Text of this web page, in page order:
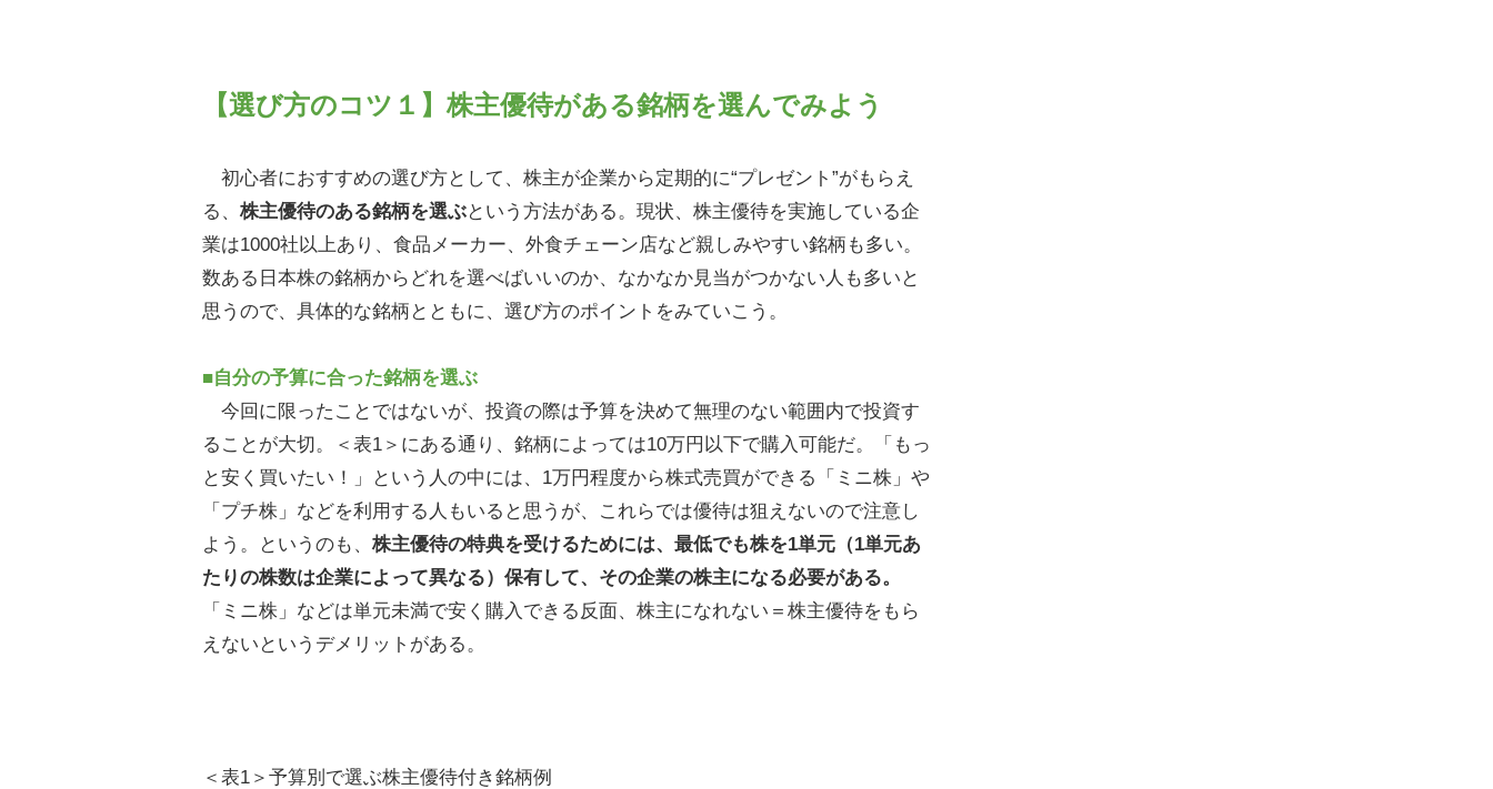
【選び方のコツ１】株主優待がある銘柄を選んでみよう
初心者におすすめの選び方として、株主が企業から定期的に“プレゼント”がもらえ
る、 株主優待のある銘柄を選ぶという方法がある。現状、株主優待を実施している企
業は1000社以上あり、食品メーカー、外食チェーン店など親しみやすい銘柄も多い。
数ある日本株の銘柄からどれを選べばいいのか、なかなか見当がつかない人も多いと
思うので、具体的な銘柄とともに、選び方のポイントをみていこう。
■自分の予算に合った銘柄を選ぶ
今回に限ったことではないが、投資の際は予算を決めて無理のない範囲内で投資す
ることが大切。＜表1＞にある通り、銘柄によっては10万円以下で購入可能だ。「もっ
と安く買いたい！」という人の中には、1万円程度から株式売買ができる「ミニ株」や
「プチ株」などを利用する人もいると思うが、これらでは優待は狙えないので注意し
よう。というのも、 株主優待の特典を受けるためには、最低でも株を1単元（1単元あ
たりの株数は企業によって異なる）保有して、その企業の株主になる必要がある。
「ミニ株」などは単元未満で安く購入できる反面、株主になれない＝株主優待をもら
えないというデメリットがある。
＜表1＞予算別で選ぶ株主優待付き銘柄例